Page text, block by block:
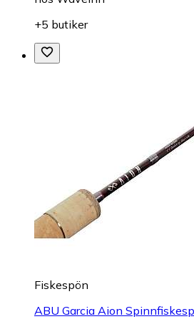
+5 butiker
Fiskespön
ABU Garcia Aion